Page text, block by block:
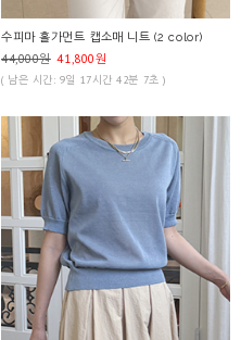
수피마 홀가먼트 캡소매 니트 (2 color)
44,000원 41,800원
( 남은 시간: 9일 17시간 42분 7초 )